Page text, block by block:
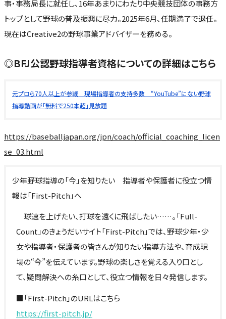
事・事務局長に就任し、16年あまりにわたり中央競技団体の事務方
トップとして野球の普及振興に尽力。2025年6月、任期満了で退任。
現在はCreative2の野球事業アドバイザーを務める。
◎BFJ公認野球指導者資格についての詳細はこちら
元プロら70人以上が参戦 現場指導者の支持多数 “YouTube”にない野球
指導動画が「無料で250本超」見放題
https://baseballjapan.org/jpn/coach/official_coaching_licen
se_03.html
少年野球指導の「今」を知りたい 指導者や保護者に役立つ情
報は「First-Pitch」へ
球速を上げたい、打球を遠くに飛ばしたい……。「Full-
Count」のきょうだいサイト「First-Pitch」では、野球少年・少
女や指導者・保護者の皆さんが知りたい指導方法や、育成現
場の“今”を伝えています。野球の楽しさを覚える入り口とし
て、疑問解決への糸口として、役立つ情報を日々発信します。
■「First-Pitch」のURLはこちら
https://first-pitch.jp/